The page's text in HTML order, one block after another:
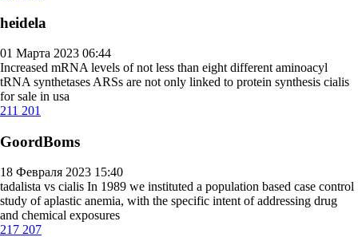
heidela
01 Марта 2023 06:44
Increased mRNA levels of not less than eight different aminoacyl
tRNA synthetases ARSs are not only linked to protein synthesis cialis
for sale in usa
211 201
GoordBoms
18 Февраля 2023 15:40
tadalista vs cialis In 1989 we instituted a population based case control
study of aplastic anemia, with the specific intent of addressing drug
and chemical exposures
217 207